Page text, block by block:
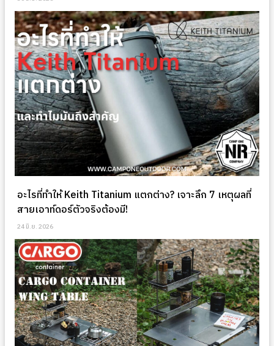
อะไรที่ทำให้ Keith Titanium แตกต่าง? เจาะลึก 7 เหตุผลที่
สายเอาท์ดอร์ตัวจริงต้องมี!
24 มิ.ย. 2026